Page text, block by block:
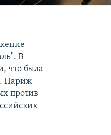
В
что была
Париж
против